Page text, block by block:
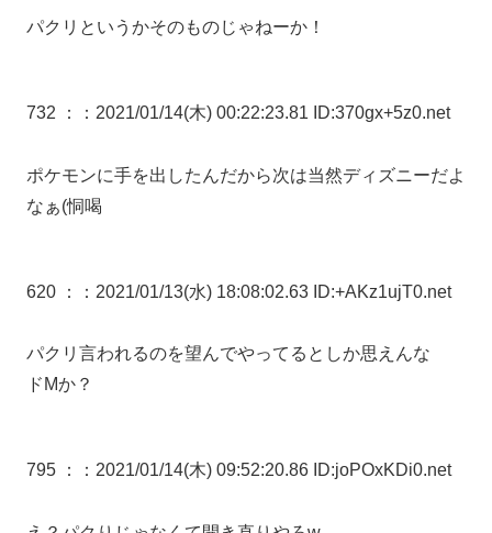
パクリというかそのものじゃねーか！
732 ： ：2021/01/14(木) 00:22:23.81 ID:370gx+5z0.net
ポケモンに手を出したんだから次は当然ディズニーだよ
なぁ(恫喝
620 ： ：2021/01/13(水) 18:08:02.63 ID:+AKz1ujT0.net
パクリ言われるのを望んでやってるとしか思えんな
ドMか？
795 ： ：2021/01/14(木) 09:52:20.86 ID:joPOxKDi0.net